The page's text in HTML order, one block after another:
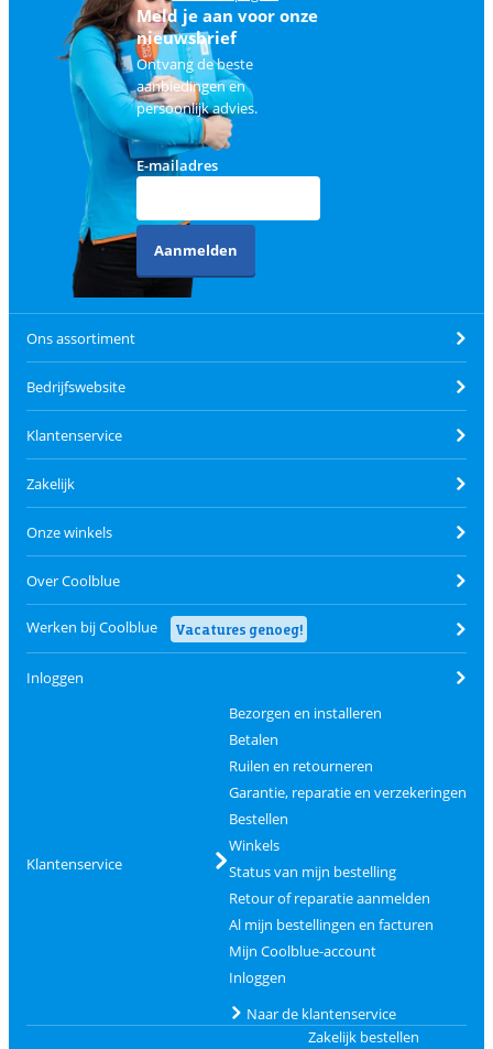
Meld je aan voor onze
nieuwsbrief
Ontvang de beste
aanbiedingen en
persoonlijk advies.
E-mailadres
Aanmelden
Ons assortiment
Bedrijfswebsite
Klantenservice
Zakelijk
Onze winkels
Over Coolblue
Werken bij Coolblue Vacatures genoeg!
Inloggen
Klantenservice
Bezorgen en installeren
Betalen
Ruilen en retourneren
Garantie, reparatie en verzekeringen
Bestellen
Winkels
Status van mijn bestelling
Retour of reparatie aanmelden
Al mijn bestellingen en facturen
Mijn Coolblue-account
Inloggen
Naar de klantenservice
Zakelijk bestellen